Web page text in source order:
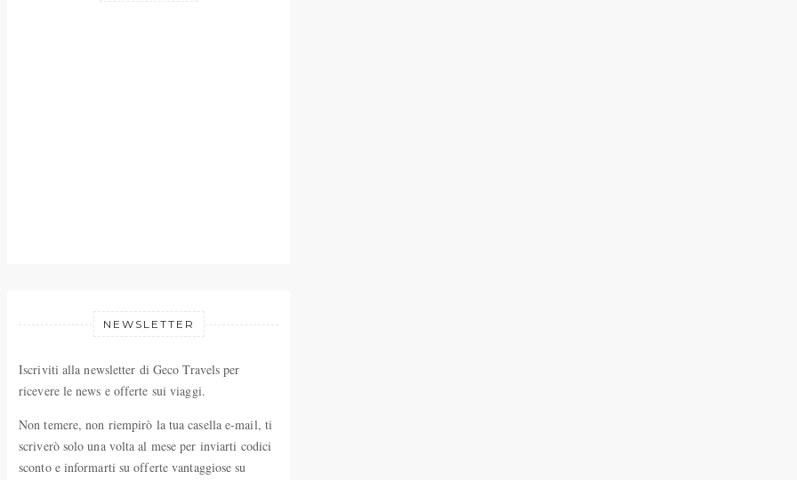
NEWSLETTER
Iscriviti alla newsletter di Geco Travels per
ricevere le news e offerte sui viaggi.
Non temere, non riempirò la tua casella e-mail, ti
scriverò solo una volta al mese per inviarti codici
sconto e informarti su offerte vantaggiose su